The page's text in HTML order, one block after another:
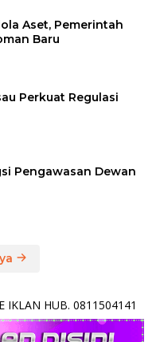
Aset, Pemerintah
Baru
Perkuat Regulasi
Pengawasan Dewan